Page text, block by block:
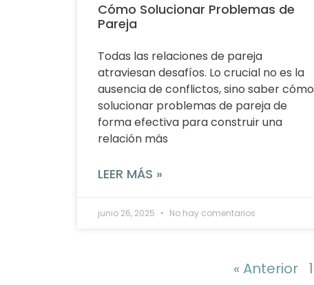
Cómo Solucionar Problemas de
Pareja
Todas las relaciones de pareja
atraviesan desafíos. Lo crucial no es la
ausencia de conflictos, sino saber cómo
solucionar problemas de pareja de
forma efectiva para construir una
relación más
LEER MÁS »
junio 26, 2025 No hay comentarios
« Anterior 1